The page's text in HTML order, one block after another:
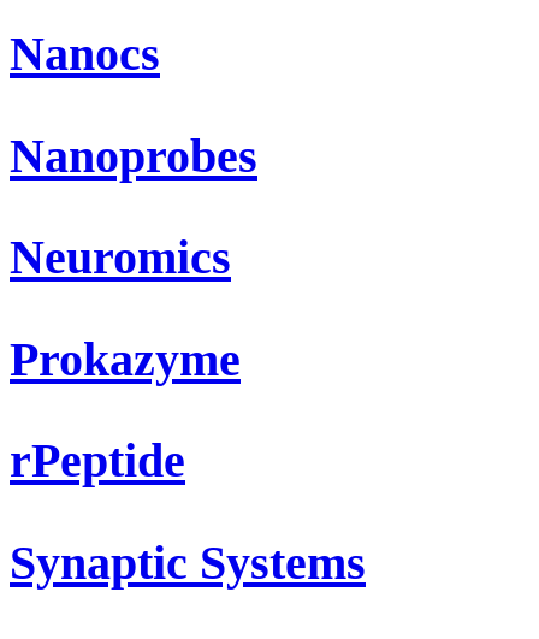
Nanocs
Nanoprobes
Neuromics
Prokazyme
rPeptide
Synaptic Systems